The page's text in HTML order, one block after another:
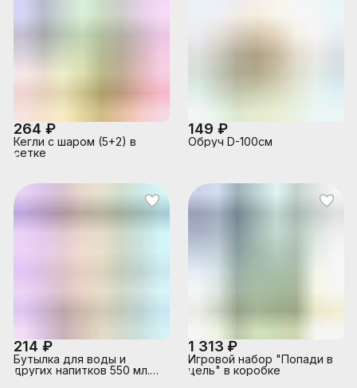
264 ₽
Кегли с шаром (5+2) в
сетке
149 ₽
Обруч D-100см
214 ₽
Бутылка для воды и
других напитков 550 мл.
1 313 ₽
Игровой набор "Попади в
цель" в коробке